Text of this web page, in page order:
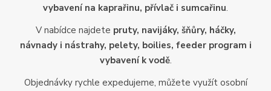
vybavení na kaprařinu, přívlač i sumcařinu.
V nabídce najdete pruty, navijáky, šňůry, háčky,
návnady i nástrahy, pelety, boilies, feeder program i
vybavení k vodě.
Objednávky rychle expedujeme, můžete využít osobní